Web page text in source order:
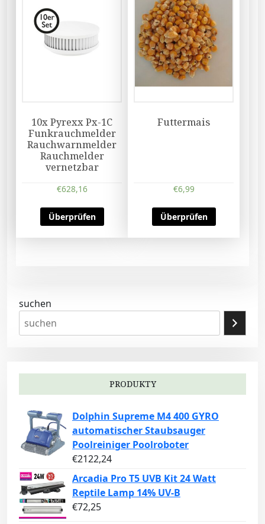
10x Pyrexx Px-1C
Funkrauchmelder
Rauchwarnmelder
Rauchmelder
vernetzbar
€628,16
Überprüfen
Futtermais
€6,99
Überprüfen
suchen
PRODUKTY
Dolphin Supreme M4 400 GYRO
automatischer Staubsauger
Poolreiniger Poolroboter
€2122,24
Arcadia Pro T5 UVB Kit 24 Watt
Reptile Lamp 14% UV-B
€72,25